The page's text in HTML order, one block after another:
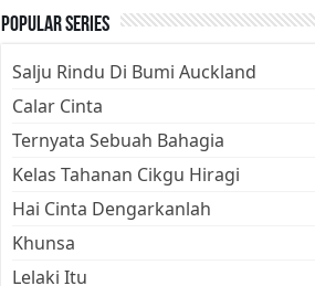
Popular Series
Salju Rindu Di Bumi Auckland
Calar Cinta
Ternyata Sebuah Bahagia
Kelas Tahanan Cikgu Hiragi
Hai Cinta Dengarkanlah
Khunsa
Lelaki Itu